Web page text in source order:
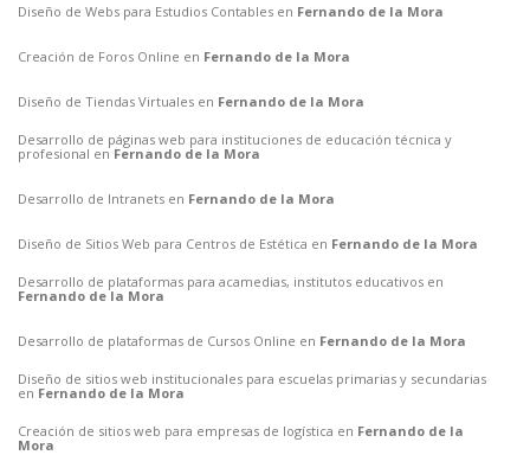
Diseño de Webs para Estudios Contables en Fernando de la Mora
Creación de Foros Online en Fernando de la Mora
Diseño de Tiendas Virtuales en Fernando de la Mora
Desarrollo de páginas web para instituciones de educación técnica y
profesional en Fernando de la Mora
Desarrollo de Intranets en Fernando de la Mora
Diseño de Sitios Web para Centros de Estética en Fernando de la Mora
Desarrollo de plataformas para acamedias, institutos educativos en
Fernando de la Mora
Desarrollo de plataformas de Cursos Online en Fernando de la Mora
Diseño de sitios web institucionales para escuelas primarias y secundarias
en Fernando de la Mora
Creación de sitios web para empresas de logística en Fernando de la
Mora